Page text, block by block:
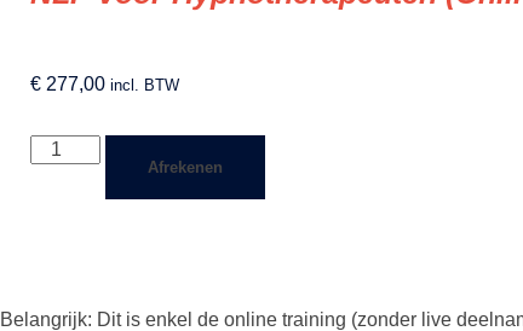
€ 277,00 incl. BTW
NLP
aantal
Afrekenen
Belangrijk: Dit is enkel de online training (zonder live